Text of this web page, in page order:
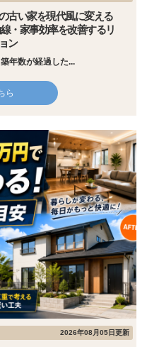
古い家を現代風に変える
・家事効率を改善するリ
ン
年数が経過した...
ら
2026年08月05日更新